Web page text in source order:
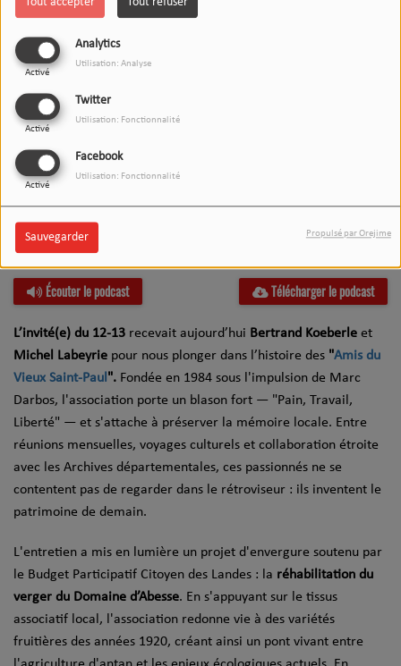
Tout accepter Tout refuser
Analytics
Activé
Utilisation: Analyse
Twitter
Activé
Utilisation: Fonctionnalité
Facebook
Activé
Utilisation: Fonctionnalité
Sauvegarder Propulsé par Orejime
Écouter le podcast
Télécharger le podcast
L’invité(e) du 12-13 recevait aujourd’hui Bertrand Koeberle et
Michel Labeyrie pour nous plonger dans l’histoire des "Amis du
Vieux Saint-Paul ". Fondée en 1984 sous l'impulsion de Marc
Darbos, l'association porte un blason fort — "Pain, Travail,
Liberté" — et s'attache à préserver la mémoire locale. Entre
réunions mensuelles, voyages culturels et collaboration étroite
avec les Archives départementales, ces passionnés ne se
contentent pas de regarder dans le rétroviseur : ils inventent le
patrimoine de demain.
L'entretien a mis en lumière un projet d'envergure soutenu par
le Budget Participatif Citoyen des Landes : la réhabilitation du
verger du Domaine d’Abesse. En s'appuyant sur le tissus
associatif local, l'association redonne vie à des variétés
fruitières des années 1920, créant ainsi un pont vivant entre